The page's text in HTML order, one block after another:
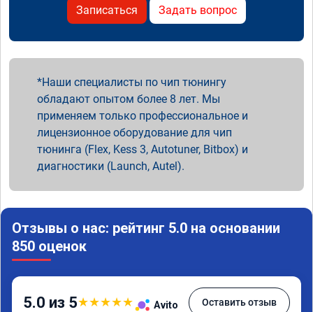
Записаться Задать вопрос
Наши специалисты по чип тюнингу
обладают опытом более 8 лет. Мы
применяем только профессиональное и
лицензионное оборудование для чип
тюнинга (Flex, Kess 3, Autotuner, Bitbox) и
диагностики (Launch, Autel).
Отзывы о нас: рейтинг 5.0 на основании
850 оценок
5.0 из 5★★★★★ Avito Оставить отзыв